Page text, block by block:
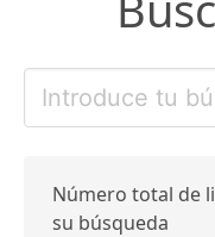
Número total de
su búsqueda